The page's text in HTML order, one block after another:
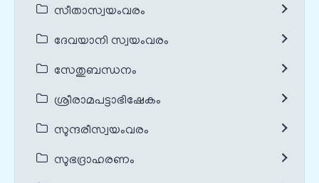
സീതാസ്വയംവരം
ദേവയാനി സ്വയംവരം
സേതുബന്ധനം
ശ്രീരാമപട്ടാഭിഷേകം
സുന്ദരീസ്വയംവരം
സുഭദ്രാഹരണം